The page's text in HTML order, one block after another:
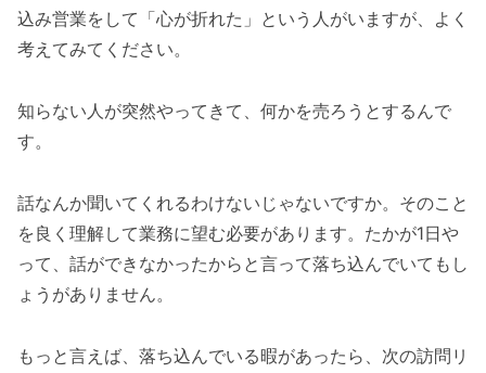
込み営業をして「心が折れた」という人がいますが、よく
考えてみてください。
知らない人が突然やってきて、何かを売ろうとするんで
す。
話なんか聞いてくれるわけないじゃないですか。そのこと
を良く理解して業務に望む必要があります。たかが1日や
って、話ができなかったからと言って落ち込んでいてもし
ょうがありません。
もっと言えば、落ち込んでいる暇があったら、次の訪問リ